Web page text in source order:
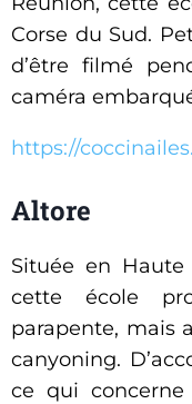
Corse du Sud.
d’être filmé
caméra
https://
Altore
Située en Haute
cette école
parapente, mais
canyoning.
ce qui